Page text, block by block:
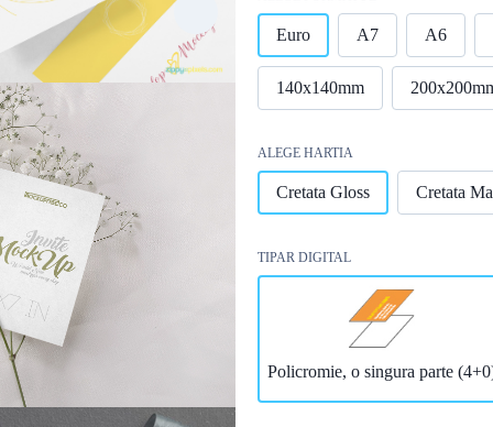
Euro A7 A6
140x140mm
ALEGE HARTIA
Cretata Gloss Cretata
TIPAR DIGITAL
Policromie, o singura parte